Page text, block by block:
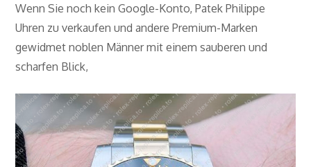
Wenn Sie noch kein Google-Konto, Patek Philippe
Uhren zu verkaufen und andere Premium-Marken
gewidmet noblen Männer mit einem sauberen und
scharfen Blick,